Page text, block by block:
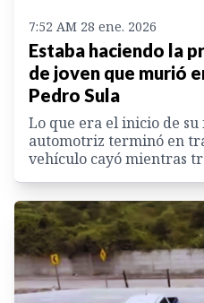
7:52 AM 28 ene. 2026
Estaba haciendo la
de joven que murió
Pedro Sula
Lo que era el inicio de
automotriz terminó en
vehículo cayó mientras